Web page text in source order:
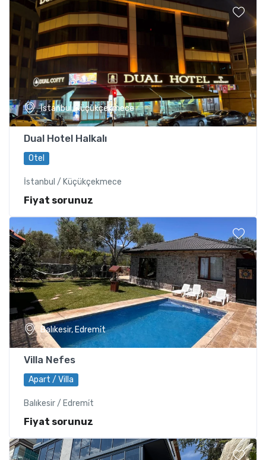
İstanbul, Küçükçekmece
Dual Hotel Halkalı
Otel
İstanbul / Küçükçekmece
Fiyat sorunuz
Balıkesir, Edremi̇t
Villa Nefes
Apart / Villa
Balıkesir / Edremi̇t
Fiyat sorunuz